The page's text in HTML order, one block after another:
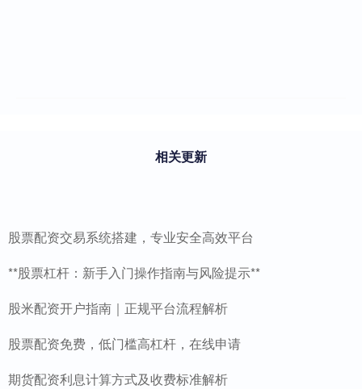
相关更新
股票配资交易系统搭建，专业安全高效平台
**股票杠杆：新手入门操作指南与风险提示**
股米配资开户指南｜正规平台流程解析
股票配资免费，低门槛高杠杆，在线申请
期货配资利息计算方式及收费标准解析